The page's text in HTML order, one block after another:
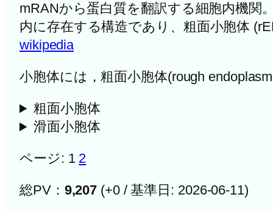
mRANから蛋白質を翻訳する細胞内機関
内に存在する構造であり、粗面小胞体
wikipedia
小胞体には，粗面小胞体(rough
粗面小胞体
滑面小胞体
ページ: 1 2
総PV： 9,207 (+0 / 基準日: 2026-06-11)